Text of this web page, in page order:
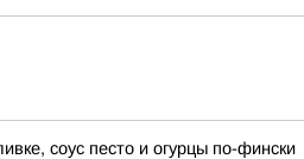
соус песто и огурцы по-фински